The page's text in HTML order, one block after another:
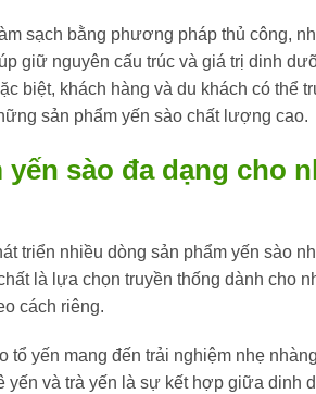
sạch bằng phương pháp thủ công,
giữ nguyên cấu trúc và giá trị dinh
biệt, khách hàng và du khách có thể
sản phẩm yến sào chất lượng cao.
yến sào đa dạng cho
triển nhiều dòng sản phẩm yến sào
là lựa chọn truyền thống dành cho
cách riêng.
tổ yến mang đến trải nghiệm nhẹ
yến và trà yến là sự kết hợp giữa